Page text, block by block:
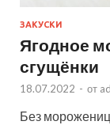
ЗАКУСКИ
Ягодное
сгущёнки
18.07.2022 - от
Без